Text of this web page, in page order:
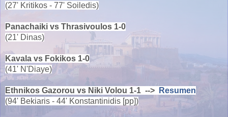
(27' Kritikos - 77' Soiledis)
Panachaiki vs Thrasivoulos 1-0
(21' Dinas)
Kavala vs Fokikos 1-0
(41' N'Diaye)
Ethnikos Gazorou vs Niki Volou 1-1 -->
Resumen
(94' Bekiaris - 44' Konstantinidis [pp])